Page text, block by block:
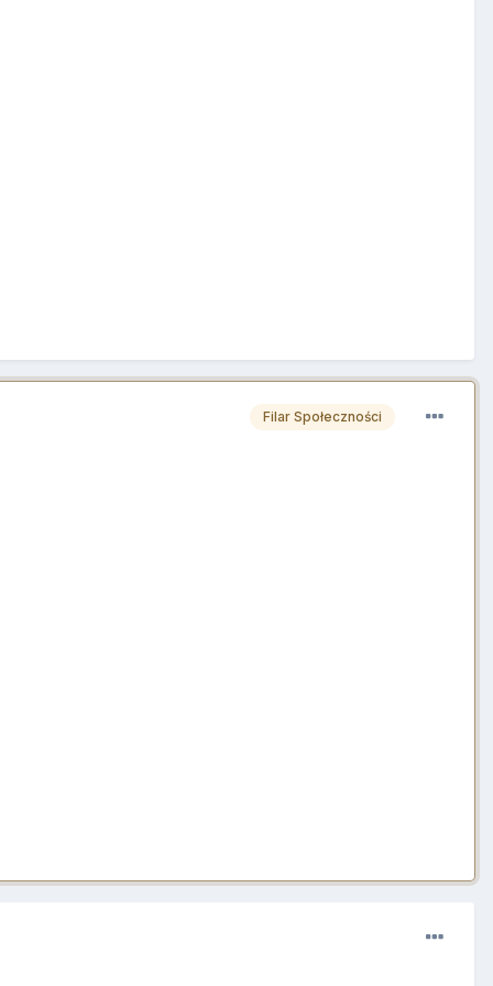
Filar Społeczności